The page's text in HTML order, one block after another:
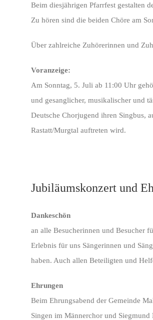
Beim diesjährigen Pfarrfest gestalten
Zu hören sind die beiden Chöre am
Über zahlreiche Zuhörerinnen und
Voranzeige:
Am Sonntag, 5. Juli ab 11:00 Uhr
und gesanglicher, musikalischer und
Deutsche Chorjugend ihren Singbus,
Rastatt/Murgtal auftreten wird.
Jubiläumskonzert und
Dankeschön
an alle Besucherinnen und Besucher
Erlebnis für uns Sängerinnen und
haben. Auch allen Beteiligten und
Ehrungen
Beim Ehrungsabend der Gemeinde
Singen im Männerchor und